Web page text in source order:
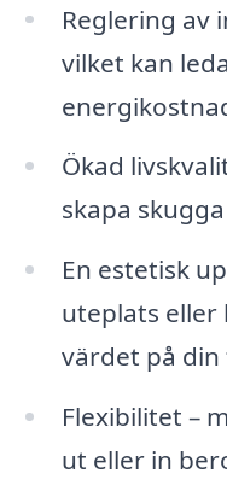
Reglering av
vilket kan
Ökad
skapa
En estetisk
uteplats eller
värdet på
Flexibilitet –
ut eller in